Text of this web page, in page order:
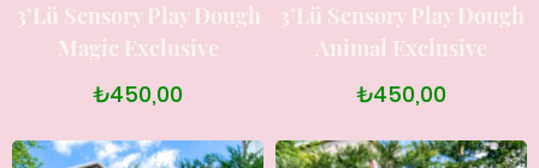
3’lü Sensory Play Dough
Magic Exclusive
₺450,00
3’lü Sensory Play Dough
Animal Exclusive
₺450,00